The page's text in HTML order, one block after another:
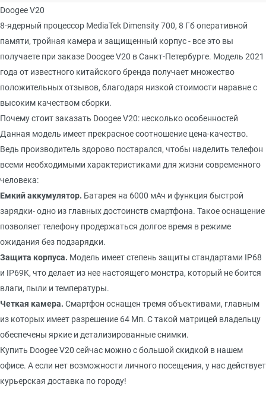
Doogee V20
8-ядерный процессор MediaTek Dimensity 700, 8 Гб оперативной
памяти, тройная камера и защищенный корпус - все это вы
получаете при заказе Doogee V20 в Санкт-Петербурге. Модель 2021
года от известного китайского бренда получает множество
положительных отзывов, благодаря низкой стоимости наравне с
высоким качеством сборки.
Почему стоит заказать Doogee V20: несколько особенностей
Данная модель имеет прекрасное соотношение цена-качество.
Ведь производитель здорово постарался, чтобы наделить телефон
всеми необходимыми характеристиками для жизни современного
человека:
Емкий аккумулятор. Батарея на 6000 мАч и функция быстрой
зарядки- одно из главных достоинств смартфона. Такое оснащение
позволяет телефону продержаться долгое время в режиме
ожидания без подзарядки.
Защита корпуса. Модель имеет степень защиты стандартами IP68
и IP69K, что делает из нее настоящего монстра, который не боится
влаги, пыли и температуры.
Четкая камера. Смартфон оснащен тремя объективами, главным
из которых имеет разрешение 64 Мп. С такой матрицей владельцу
обеспечены яркие и детализированные снимки.
Купить Doogee V20 сейчас можно с большой скидкой в нашем
офисе. А если нет возможности личного посещения, у нас действует
курьерская доставка по городу!